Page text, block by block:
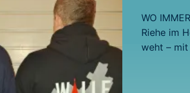
WO
Riehe im
weht –